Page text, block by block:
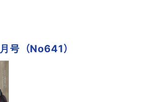
号（No641）